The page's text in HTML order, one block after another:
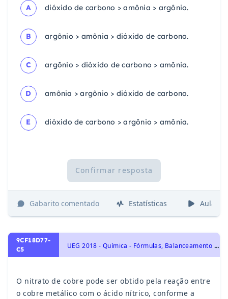
A dióxido de carbono > amônia > argônio.
B argônio > amônia > dióxido de carbono.
C argônio > dióxido de carbono > amônia.
D amônia > argônio > dióxido de carbono.
E dióxido de carbono > argônio > amônia.
Confirmar resposta
Gabarito comentado Estatísticas Aulas
9CF18D77-
C5
U
EG 2018 - Química - Fórmulas, Balanceamento e Leis ponderais das reações químicas, Representação das transformações químicas
O nitrato de cobre pode ser obtido pela reação entre
o cobre metálico com o ácido nítrico, conforme a